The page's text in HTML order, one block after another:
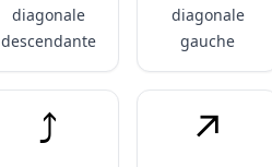
diagonale
descendante
diagonale
gauche
⤴️ ↗️